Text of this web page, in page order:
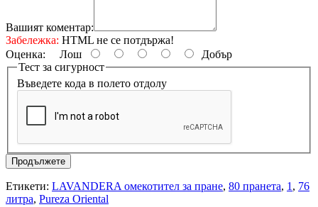
Вашият коментар:
Забележка: HTML не се потдържа!
Оценка: Лош
Добър
Тест за сигурност
Въведете кода в полето отдолу
Продължете
Етикети: LAVANDERA омекотител за пране, 80 пранета, 1 , 76
литра, Pureza Oriental